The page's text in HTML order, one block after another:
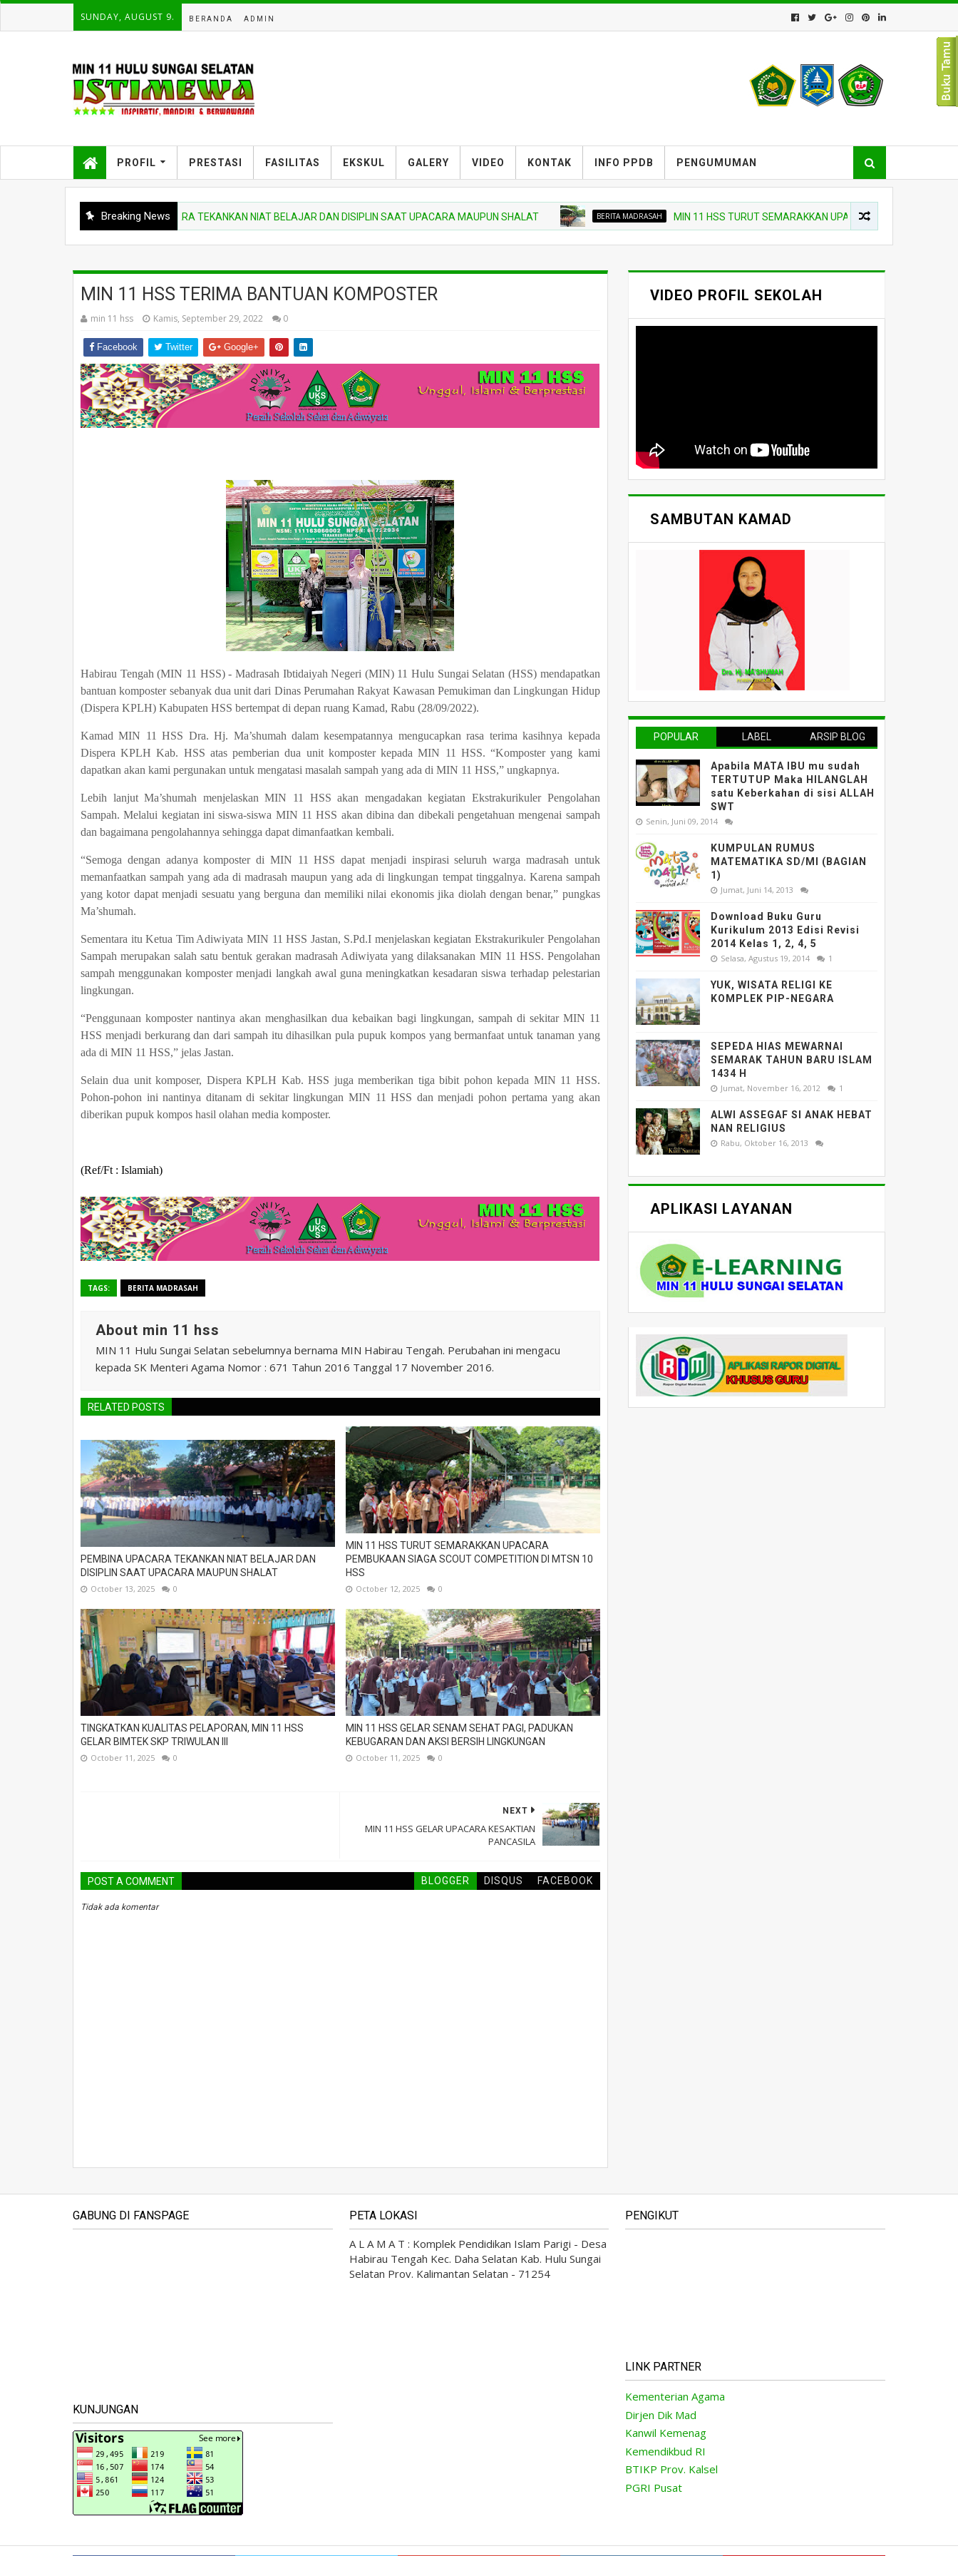
SUNDAY, AUGUST 9. BERANDA ADMIN
PROFIL PRESTASI FASILITAS EKSKUL GALERY VIDEO KONTAK INFO PPDB PENGUMUMAN
Breaking News
PEMBINA UPACARA TEKANKAN NIAT BELAJAR DAN DISIPLIN SAAT UPACARA MAUPUN SHALAT BERITA MADRASAH MIN 11 HSS TURUT SEMARAKKAN UPACARA PEMBUKAAN SIAGA
MIN 11 HSS TERIMA BANTUAN KOMPOSTER
min 11 hss Kamis, September 29, 2022 0
Facebook Twitter Google+
Habirau Tengah (MIN 11 HSS) - Madrasah Ibtidaiyah Negeri (MIN) 11 Hulu Sungai Selatan (HSS) mendapatkan
bantuan komposter sebanyak dua unit dari Dinas Perumahan Rakyat Kawasan Pemukiman dan Lingkungan Hidup
(Dispera KPLH) Kabupaten HSS bertempat di depan ruang Kamad, Rabu (28/09/2022).
Kamad MIN 11 HSS Dra. Hj. Ma’shumah dalam kesempatannya mengucapkan rasa terima kasihnya kepada
Dispera KPLH Kab. HSS atas pemberian dua unit komposter kepada MIN 11 HSS. “Komposter yang kami
dapatkan akan kami pergunakan untuk mengatasi masalah sampah yang ada di MIN 11 HSS,” ungkapnya.
Lebih lanjut Ma’shumah menjelaskan MIN 11 HSS akan mengadakan kegiatan Ekstrakurikuler Pengolahan
Sampah. Melalui kegiatan ini siswa-siswa MIN 11 HSS akan dibina dan dibekali pengetahuan mengenai sampah
dan bagaimana pengolahannya sehingga dapat dimanfaatkan kembali.
“Semoga dengan adanya komposter di MIN 11 HSS dapat menjadi inspirasi seluruh warga madrasah untuk
memanfaatkan sampah yang ada di madrasah maupun yang ada di lingkungan tempat tinggalnya. Karena sampah
yang kotor dapat menjadi sesuatu yang berguna dan memiliki nilai ekonomis jika diolah dengan benar,” pungkas
Ma’shumah.
Sementara itu Ketua Tim Adiwiyata MIN 11 HSS Jastan, S.Pd.I menjelaskan kegiatan Ekstrakurikuler Pengolahan
Sampah merupakan salah satu bentuk gerakan madrasah Adiwiyata yang dilaksanakan MIN 11 HSS. Pengolahan
sampah menggunakan komposter menjadi langkah awal guna meningkatkan kesadaran siswa terhadap pelestarian
lingkungan.
“Penggunaan komposter nantinya akan menghasilkan dua kebaikan bagi lingkungan, sampah di sekitar MIN 11
HSS menjadi berkurang dan dari sampah itu dihasilkan pula pupuk kompos yang bermanfaat untuk tanaman yang
ada di MIN 11 HSS,” jelas Jastan.
Selain dua unit komposer, Dispera KPLH Kab. HSS juga memberikan tiga bibit pohon kepada MIN 11 HSS.
Pohon-pohon ini nantinya ditanam di sekitar lingkungan MIN 11 HSS dan menjadi pohon pertama yang akan
diberikan pupuk kompos hasil olahan media komposter.
(Ref/Ft : Islamiah)
TAGS: BERITA MADRASAH
About min 11 hss
MIN 11 Hulu Sungai Selatan sebelumnya bernama MIN Habirau Tengah. Perubahan ini mengacu
kepada SK Menteri Agama Nomor : 671 Tahun 2016 Tanggal 17 November 2016.
RELATED POSTS
PEMBINA UPACARA TEKANKAN NIAT BELAJAR DAN
DISIPLIN SAAT UPACARA MAUPUN SHALAT
October 13, 2025 0
MIN 11 HSS TURUT SEMARAKKAN UPACARA
PEMBUKAAN SIAGA SCOUT COMPETITION DI MTSN 10
HSS
October 12, 2025 0
TINGKATKAN KUALITAS PELAPORAN, MIN 11 HSS
GELAR BIMTEK SKP TRIWULAN III
October 11, 2025 0
MIN 11 HSS GELAR SENAM SEHAT PAGI, PADUKAN
KEBUGARAN DAN AKSI BERSIH LINGKUNGAN
October 11, 2025 0
NEXT
MIN 11 HSS GELAR UPACARA KESAKTIAN
PANCASILA
POST A COMMENT BLOGGER DISQUS FACEBOOK
Tidak ada komentar
VIDEO PROFIL SEKOLAH
SAMBUTAN KAMAD
POPULAR LABEL ARSIP BLOG
Apabila MATA IBU mu sudah
TERTUTUP Maka HILANGLAH
satu Keberkahan di sisi ALLAH
SWT
Senin, Juni 09, 2014
KUMPULAN RUMUS
MATEMATIKA SD/MI (BAGIAN
1)
Jumat, Juni 14, 2013
Download Buku Guru
Kurikulum 2013 Edisi Revisi
2014 Kelas 1, 2, 4, 5
Selasa, Agustus 19, 2014 1
YUK, WISATA RELIGI KE
KOMPLEK PIP-NEGARA
SEPEDA HIAS MEWARNAI
SEMARAK TAHUN BARU ISLAM
1434 H
Jumat, November 16, 2012 1
ALWI ASSEGAF SI ANAK HEBAT
NAN RELIGIUS
Rabu, Oktober 16, 2013
APLIKASI LAYANAN
GABUNG DI FANSPAGE
KUNJUNGAN
PETA LOKASI
A L A M A T : Komplek Pendidikan Islam Parigi - Desa
Habirau Tengah Kec. Daha Selatan Kab. Hulu Sungai
Selatan Prov. Kalimantan Selatan - 71254
PENGIKUT
LINK PARTNER
Kementerian Agama
Dirjen Dik Mad
Kanwil Kemenag
Kemendikbud RI
BTIKP Prov. Kalsel
PGRI Pusat